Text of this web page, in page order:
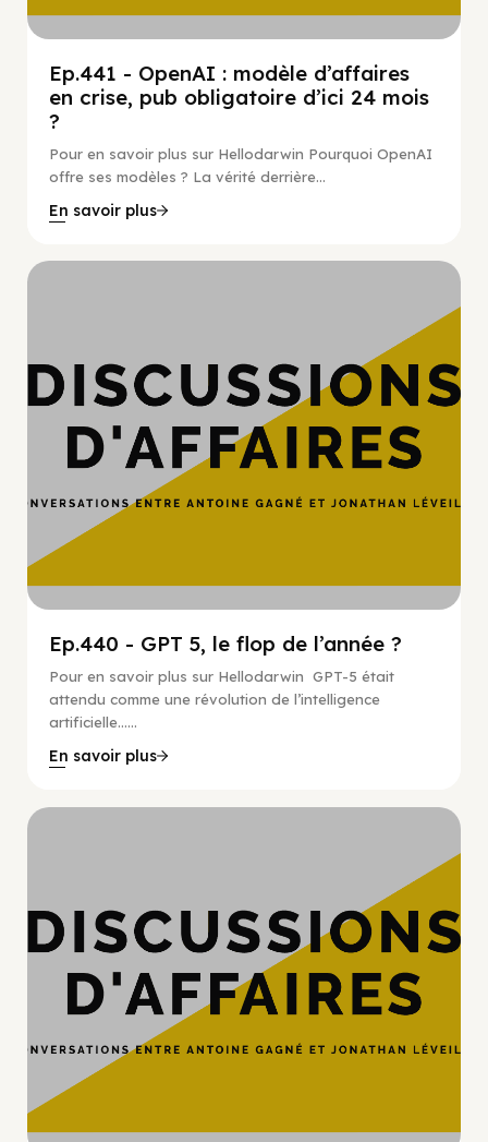
Ep.441 - OpenAI : modèle d’affaires
en crise, pub obligatoire d’ici 24 mois
?
Pour en savoir plus sur Hellodarwin Pourquoi OpenAI
offre ses modèles ? La vérité derrière...
En savoir plus
Ep.440 - GPT 5, le flop de l’année ?
Pour en savoir plus sur Hellodarwin GPT-5 était
attendu comme une révolution de l’intelligence
artificielle…...
En savoir plus